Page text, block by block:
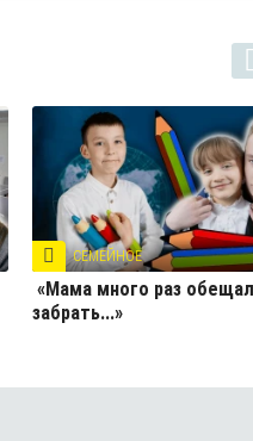
СЕМЕЙНОЕ
«Мама много раз
забрать...»